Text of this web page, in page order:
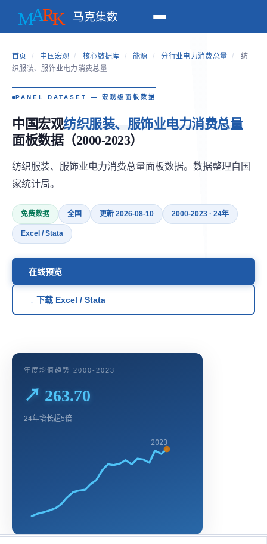
马克集数
首页 / 中国宏观 / 核心数据库 / 能源 / 分行业电力消费总量 /
纺
织服装、服饰业电力消费总量
PANEL DATASET — 宏观级面板数据
中国宏观纺织服装、服饰业电力消费总量
面板数据（2000-2023）
纺织服装、服饰业电力消费总量面板数据。数据整理自国
家统计局。
免费数据 全国 更新 2026-08-10 2000-2023 · 24年
Excel / Stata
在线预览
↓ 下载 Excel / Stata
年度均值趋势 2000-2023
↗ 263.70
24年增长超5倍
2023